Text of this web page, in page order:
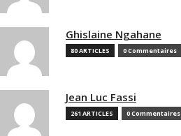
Ghislaine Ngahane
80 ARTICLES 0 Commentaires
Jean Luc Fassi
261 ARTICLES 0 Commentaires